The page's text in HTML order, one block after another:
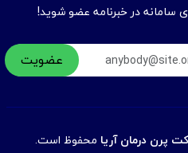
سامانه در خبرنامه عضو شوید!
پرن درمان آریا محفوظ است.